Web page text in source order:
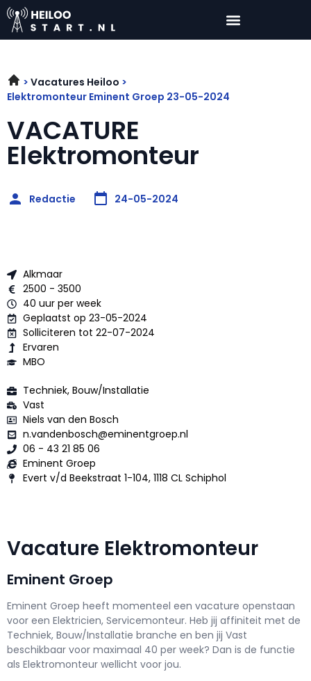
Vacatures Heiloo
Elektromonteur Eminent Groep 23-05-2024
VACATURE
Elektromonteur
Redactie 24-05-2024
Alkmaar
2500 - 3500
40 uur per week
Geplaatst op 23-05-2024
Solliciteren tot 22-07-2024
Ervaren
MBO
Techniek, Bouw/Installatie
Vast
Niels van den Bosch
n.vandenbosch@eminentgroep.nl
06 - 43 21 85 06
Eminent Groep
Evert v/d Beekstraat 1-104, 1118 CL Schiphol
Vacature Elektromonteur
Eminent Groep
Eminent Groep heeft momenteel een vacature openstaan
voor een Elektricien, Servicemonteur. Heb jij affiniteit met de
Techniek, Bouw/Installatie branche en ben jij Vast
beschikbaar voor maximaal 40 per week? Dan is de functie
als Elektromonteur wellicht voor jou.